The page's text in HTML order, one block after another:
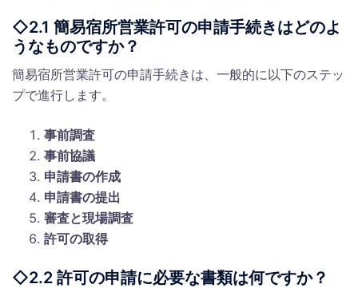
◇2.1 簡易宿所営業許可の申請手続きはどのよ
うなものですか？
簡易宿所営業許可の申請手続きは、一般的に以下のステッ
プで進行します。
事前調査
事前協議
申請書の作成
申請書の提出
審査と現場調査
許可の取得
◇2.2 許可の申請に必要な書類は何ですか？